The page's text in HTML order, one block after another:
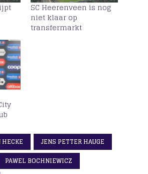
SC Heerenveen is nog
niet klaar op
transfermarkt
HECKE
JENS PETTER HAUGE
PAWEL BOCHNIEWICZ